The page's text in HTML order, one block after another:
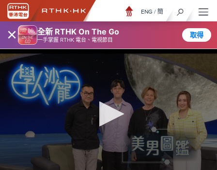
× 全新 RTHK On The Go
一手掌握 RTHK 電台、電視節目
取得
ENG / 簡